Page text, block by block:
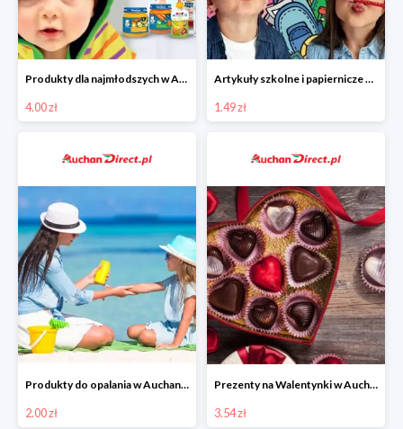
Produkty dla najmłodszych w Auchan Direct od 4 zł
4.00 zł
Artykuły szkolne i papiernicze w Auchan Direct od 1,49 zł
1.49 zł
Produkty do opalania w Auchan Direct od 2 zł
2.00 zł
Prezenty na Walentynki w Auchan Direct
3.54 zł